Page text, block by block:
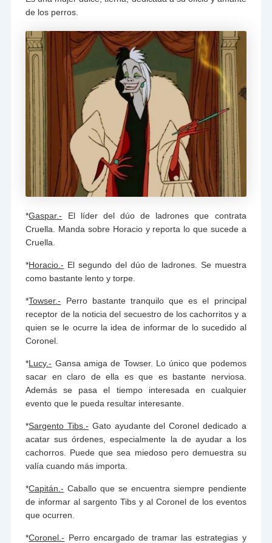
de los perros.
*Gaspar.- El líder del dúo de ladrones que contrata
Cruella. Manda sobre Horacio y reporta lo que sucede a
Cruella.
*Horacio.- El segundo del dúo de ladrones. Se muestra
como bastante lento y torpe.
*Towser.- Perro bastante tranquilo que es el principal
receptor de la noticia del secuestro de los cachorritos y a
quien se le ocurre la idea de informar de lo sucedido al
Coronel.
*Lucy.- Gansa amiga de Towser. Lo único que podemos
sacar en claro de ella es que es bastante nerviosa.
Además se pasa el tiempo interesada en cualquier
evento que le pueda resultar interesante.
*Sargento Tibs.- Gato ayudante del Coronel dedicado a
acatar sus órdenes, especialmente la de ayudar a los
cachorros. Puede que sea miedoso pero demuestra su
valía cuando más importa.
*Capitán.- Caballo que se encuentra siempre pendiente
de informar al sargento Tibs y al Coronel de los eventos
que ocurren.
*Coronel.- Perro encargado de tramar las estrategias y